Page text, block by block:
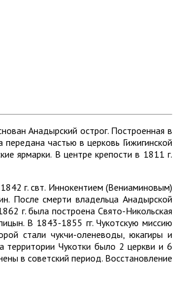
Анадырский острог. Построенная в
частью в церковь Гижигинской
ярмарки. В центре крепости в 1811 г.
г. свт. Иннокентием (Вениаминовым)
После смерти владельца Анадырской
г. была построена Свято-Никольская
В 1843-1855 гг. Чукотскую миссию
стали чукчи-оленеводы, юкагиры и
территории Чукотки было 2 церкви и 6
в советский период. Восстановление